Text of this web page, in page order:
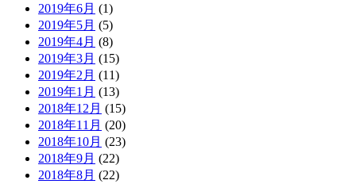
2019年6月 (1)
2019年5月 (5)
2019年4月 (8)
2019年3月 (15)
2019年2月 (11)
2019年1月 (13)
2018年12月 (15)
2018年11月 (20)
2018年10月 (23)
2018年9月 (22)
2018年8月 (22)